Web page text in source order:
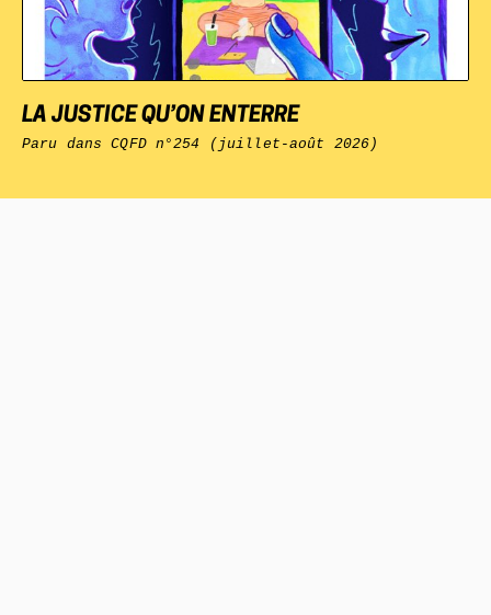
LA JUSTICE QU’ON ENTERRE
Paru dansCQFDn°254 (juillet-août 2026)